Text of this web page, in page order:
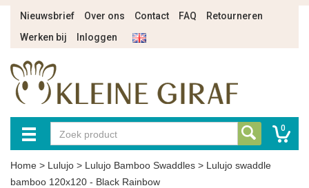
Nieuwsbrief Over ons Contact FAQ
Retourneren
Werken bij
Inloggen
0
Home > Lulujo > Lulujo Bamboo Swaddles > Lulujo swaddle
bamboo 120x120 - Black Rainbow